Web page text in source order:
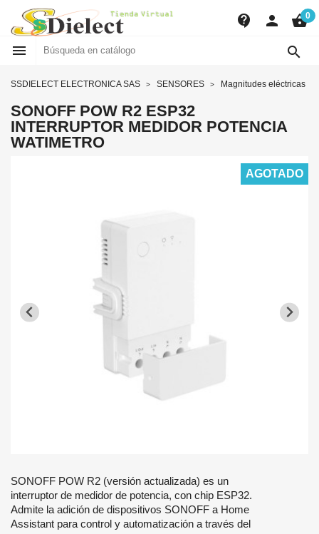
contact_support person shopping_basket0
 
SSDIELECT ELECTRONICA SAS SENSORES Magnitudes eléctricas
SONOFF POW R2 ESP32
INTERRUPTOR MEDIDOR POTENCIA
WATIMETRO
AGOTADO
SONOFF POW R2 (versión actualizada) es un
interruptor de medidor de potencia, con chip ESP32.
Admite la adición de dispositivos SONOFF a Home
Assistant para control y automatización a través del